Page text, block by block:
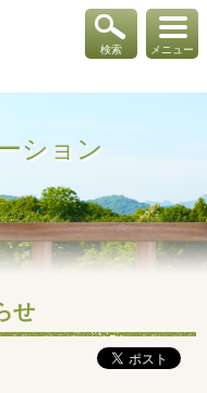
メニュー
検索
ション
せ